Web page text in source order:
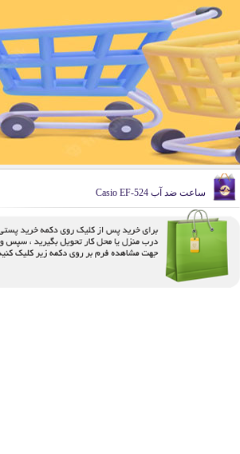
ساعت ضد آب Casio EF-524